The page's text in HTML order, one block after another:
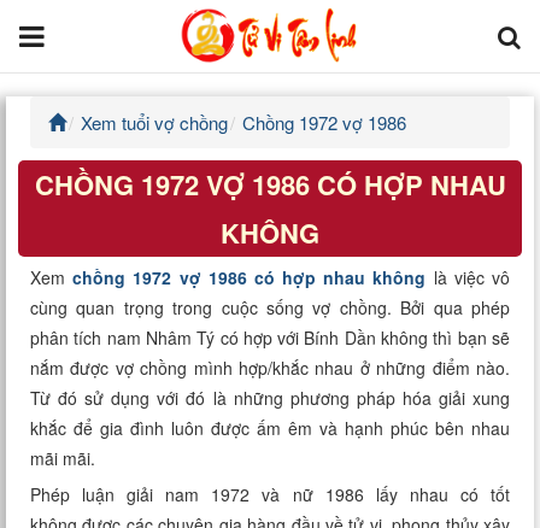
Trang chủ
Tử Vi Đẩu Số
Tử Vi 12 Con Giáp
Phong thủy
Kinh Dịch
Văn Hoa Tâm linh
Xem ngày
Xem tuổi vợ chồng Chồng 1972 vợ 1986
CHỒNG 1972 VỢ 1986 CÓ HỢP NHAU
KHÔNG
Xem chồng 1972 vợ 1986 có hợp nhau không là việc vô
cùng quan trọng trong cuộc sống vợ chồng. Bởi qua phép
phân tích nam Nhâm Tý có hợp với Bính Dần không thì bạn sẽ
nắm được vợ chồng mình hợp/khắc nhau ở những điểm nào.
Từ đó sử dụng với đó là những phương pháp hóa giải xung
khắc để gia đình luôn được ấm êm và hạnh phúc bên nhau
mãi mãi.
Phép luận giải nam 1972 và nữ 1986 lấy nhau có tốt